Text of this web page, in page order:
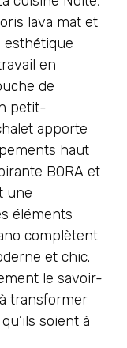
lava mat et
esthétique
en
de
petit-
apporte
haut
BORA et
une
éléments
complètent
et chic.
le savoir-
transformer
soient à